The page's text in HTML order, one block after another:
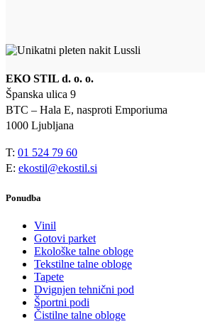
EKO STIL d. o. o.
Španska ulica 9
BTC – Hala E, nasproti Emporiuma
1000 Ljubljana
T: 01 524 79 60
E: ekostil@ekostil.si
Ponudba
Vinil
Gotovi parket
Ekološke talne obloge
Tekstilne talne obloge
Tapete
Dvignjen tehnični pod
Športni podi
Čistilne talne obloge